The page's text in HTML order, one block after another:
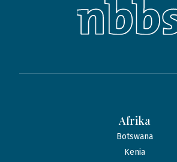
Afrika
Botswana
Kenia